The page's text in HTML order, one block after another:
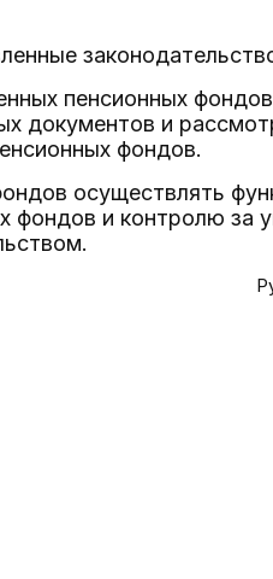
пенсионных
документов и
фондов.
осуществлять
фондов и контролю за